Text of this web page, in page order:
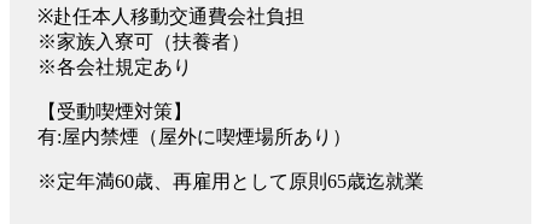
※赴任本人移動交通費会社負担
※家族入寮可（扶養者）
※各会社規定あり
【受動喫煙対策】
有:屋内禁煙（屋外に喫煙場所あり）
※定年満60歳、再雇用として原則65歳迄就業